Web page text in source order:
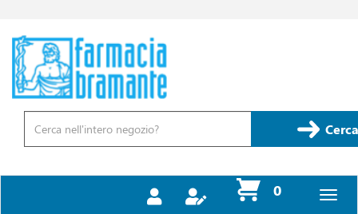
contenuto
principale
Farmacia
Bramante
Prodotto
0prodotti
inseriti